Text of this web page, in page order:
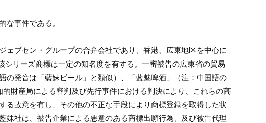
な事件である。
ブセン・グループの合弁会社であり、香港、広東地区を中心に
リーズ商標は一定の知名度を有する。一審被告の広東省の貿易
発音は「藍妹ビール」と類似）、「蓝魅啤酒」（注：中国語の
財産局による審判及び先行事件における判決により、これらの商
故意を有し、その他の不正な手段により商標登録を取得した状
社は、被告企業による悪意のある商標出願行為、及び被告代理